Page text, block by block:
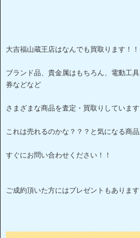
大吉福山蔵王店はなんでも買取ります！！
ブランド品、貴金属はもちろん、電動工
券などなど
さまざまな商品を査定・買取りしています
これは売れるのかな？？？と気になる商
すぐにお問い合わせください！！
ご成約頂いた方にはプレゼントもあります